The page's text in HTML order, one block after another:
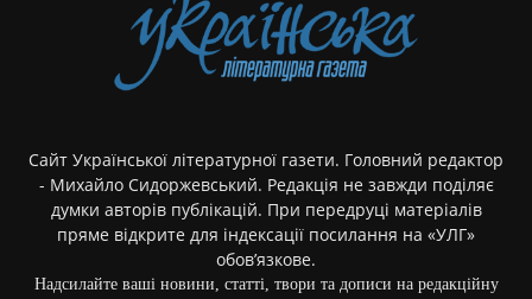
Сайт Української літературної газети. Головний редактор
- Михайло Сидоржевський. Редакція не завжди поділяє
думки авторів публікацій. При передруці матеріалів
пряме відкрите для індексації посилання на «УЛГ»
обов’язкове.
Надсилайте ваші новини, статті, твори та дописи на редакційну